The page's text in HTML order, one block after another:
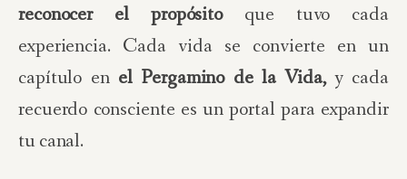
reconocer el propósitoque tuvo cada
experiencia. Cada vida se convierte en un
capítulo en el Pergamino de la Vida,y cada
recuerdo consciente es un portal para expandir
tu canal.